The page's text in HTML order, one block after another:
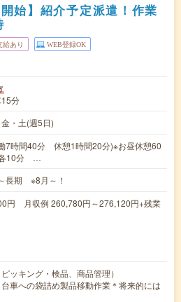
始】紹介予定派遣！作業
給あり WEB登録OK
分
・土(週5日)
7時間40分 休憩1時間20分)※お昼休憩60
各10分 …
長期 ※8月～！
円 月収例 260,780円～276,120円+残業
ッキング・検品、商品管理）
車への袋詰め製品移動作業＊将来的には